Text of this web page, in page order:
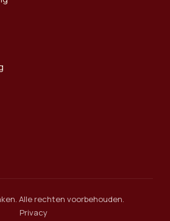
Alle rechten voorbehouden.
Privacy